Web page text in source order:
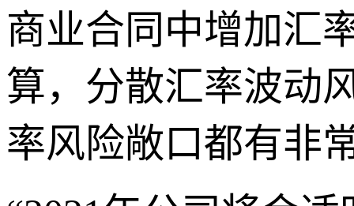
商业合同中增加汇
算，分散汇率波动
率风险敞口都有非